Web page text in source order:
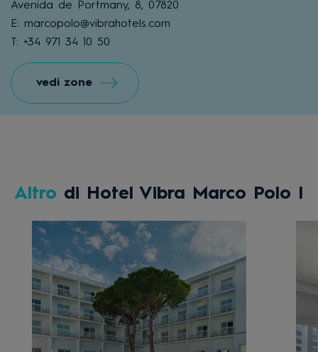
Avenida de Portmany, 8, 07820
E: marcopolo@vibrahotels.com
T: +34 971 34 10 50
vedi zone
Altro di Hotel Vibra Marco Polo I